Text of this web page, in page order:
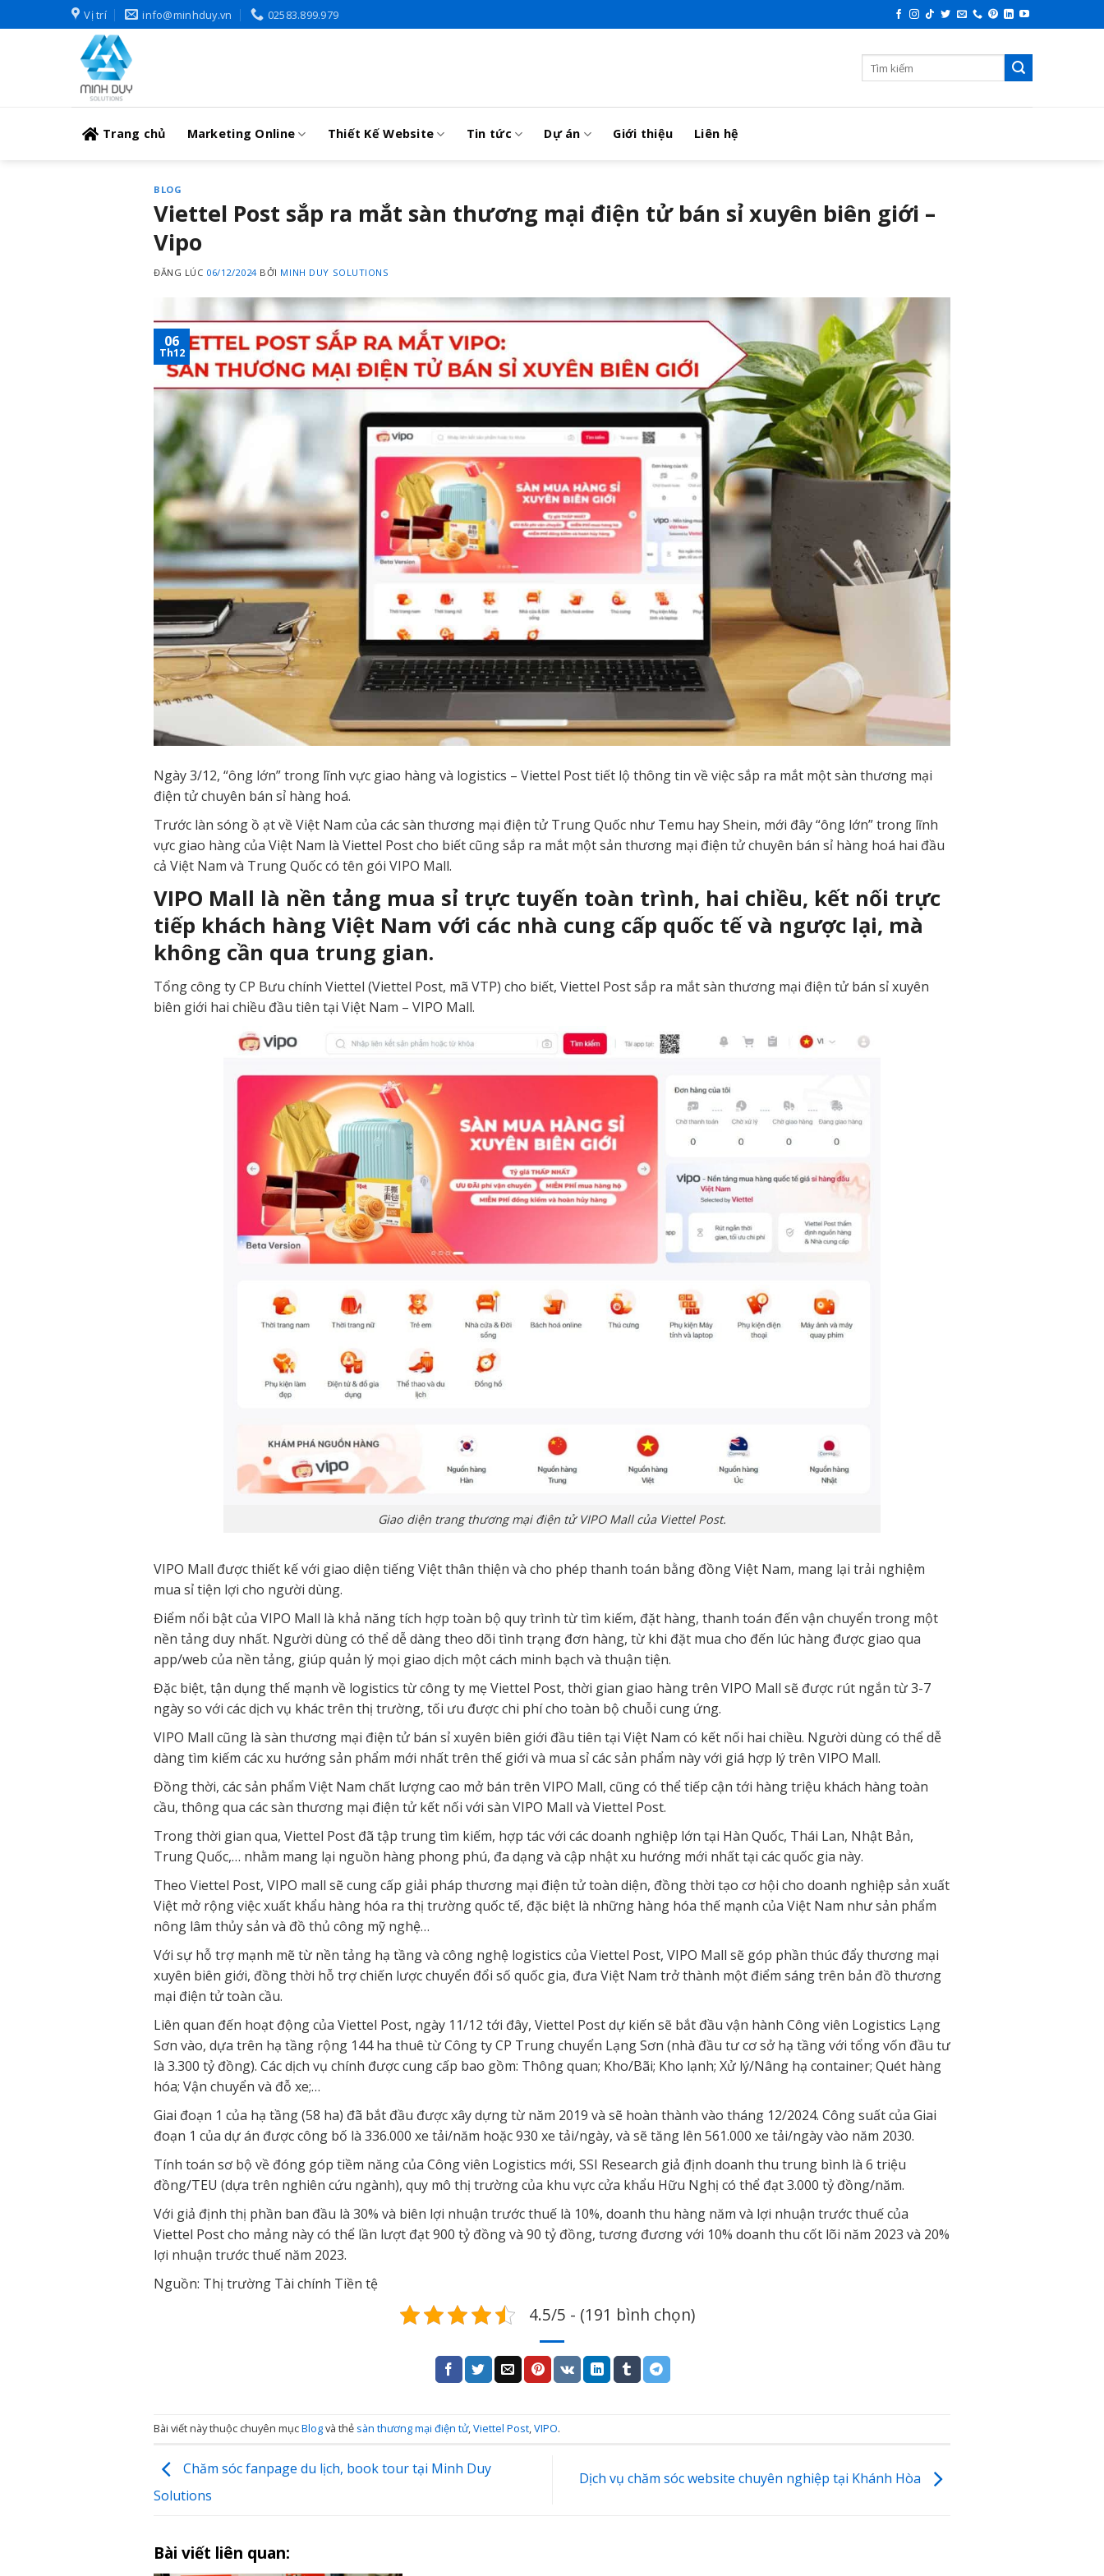
to
Vị trí info@minhduy.vn 02583.899.979
Trang chủ Marketing Online Thiết Kế Website Tin tức Dự án Giới thiệu Liên hệ
BLOG
Viettel Post sắp ra mắt sàn thương mại điện tử bán sỉ xuyên biên giới –
Vipo
ĐĂNG LÚC 06/12/2024 BỞI MINH DUY SOLUTIONS
06
Th12
Ngày 3/12, “ông lớn” trong lĩnh vực giao hàng và logistics – Viettel Post tiết lộ thông tin về việc sắp ra mắt một sàn thương mại
điện tử chuyên bán sỉ hàng hoá.
Trước làn sóng ồ ạt về Việt Nam của các sàn thương mại điện tử Trung Quốc như Temu hay Shein, mới đây “ông lớn” trong lĩnh
vực giao hàng của Việt Nam là Viettel Post cho biết cũng sắp ra mắt một sản thương mại điện tử chuyên bán sỉ hàng hoá hai đầu
cả Việt Nam và Trung Quốc có tên gói VIPO Mall.
VIPO Mall là nền tảng mua sỉ trực tuyến toàn trình, hai chiều, kết nối trực
tiếp khách hàng Việt Nam với các nhà cung cấp quốc tế và ngược lại, mà
không cần qua trung gian.
Tổng công ty CP Bưu chính Viettel (Viettel Post, mã VTP) cho biết, Viettel Post sắp ra mắt sàn thương mại điện tử bán sỉ xuyên
biên giới hai chiều đầu tiên tại Việt Nam – VIPO Mall.
Giao diện trang thương mại điện tử VIPO Mall của Viettel Post.
VIPO Mall được thiết kế với giao diện tiếng Việt thân thiện và cho phép thanh toán bằng đồng Việt Nam, mang lại trải nghiệm
mua sỉ tiện lợi cho người dùng.
Điểm nổi bật của VIPO Mall là khả năng tích hợp toàn bộ quy trình từ tìm kiếm, đặt hàng, thanh toán đến vận chuyển trong một
nền tảng duy nhất. Người dùng có thể dễ dàng theo dõi tình trạng đơn hàng, từ khi đặt mua cho đến lúc hàng được giao qua
app/web của nền tảng, giúp quản lý mọi giao dịch một cách minh bạch và thuận tiện.
Đặc biệt, tận dụng thế mạnh về logistics từ công ty mẹ Viettel Post, thời gian giao hàng trên VIPO Mall sẽ được rút ngắn từ 3-7
ngày so với các dịch vụ khác trên thị trường, tối ưu được chi phí cho toàn bộ chuỗi cung ứng.
VIPO Mall cũng là sàn thương mại điện tử bán sỉ xuyên biên giới đầu tiên tại Việt Nam có kết nối hai chiều. Người dùng có thể dễ
dàng tìm kiếm các xu hướng sản phẩm mới nhất trên thế giới và mua sỉ các sản phẩm này với giá hợp lý trên VIPO Mall.
Đồng thời, các sản phẩm Việt Nam chất lượng cao mở bán trên VIPO Mall, cũng có thể tiếp cận tới hàng triệu khách hàng toàn
cầu, thông qua các sàn thương mại điện tử kết nối với sàn VIPO Mall và Viettel Post.
Trong thời gian qua, Viettel Post đã tập trung tìm kiếm, hợp tác với các doanh nghiệp lớn tại Hàn Quốc, Thái Lan, Nhật Bản,
Trung Quốc,… nhằm mang lại nguồn hàng phong phú, đa dạng và cập nhật xu hướng mới nhất tại các quốc gia này.
Theo Viettel Post, VIPO mall sẽ cung cấp giải pháp thương mại điện tử toàn diện, đồng thời tạo cơ hội cho doanh nghiệp sản xuất
Việt mở rộng việc xuất khẩu hàng hóa ra thị trường quốc tế, đặc biệt là những hàng hóa thế mạnh của Việt Nam như sản phẩm
nông lâm thủy sản và đồ thủ công mỹ nghệ…
Với sự hỗ trợ mạnh mẽ từ nền tảng hạ tầng và công nghệ logistics của Viettel Post, VIPO Mall sẽ góp phần thúc đẩy thương mại
xuyên biên giới, đồng thời hỗ trợ chiến lược chuyển đổi số quốc gia, đưa Việt Nam trở thành một điểm sáng trên bản đồ thương
mại điện tử toàn cầu.
Liên quan đến hoạt động của Viettel Post, ngày 11/12 tới đây, Viettel Post dự kiến sẽ bắt đầu vận hành Công viên Logistics Lạng
Sơn vào, dựa trên hạ tầng rộng 144 ha thuê từ Công ty CP Trung chuyển Lạng Sơn (nhà đầu tư cơ sở hạ tầng với tổng vốn đầu tư
là 3.300 tỷ đồng). Các dịch vụ chính được cung cấp bao gồm: Thông quan; Kho/Bãi; Kho lạnh; Xử lý/Nâng hạ container; Quét hàng
hóa; Vận chuyển và đỗ xe;…
Giai đoạn 1 của hạ tầng (58 ha) đã bắt đầu được xây dựng từ năm 2019 và sẽ hoàn thành vào tháng 12/2024. Công suất của Giai
đoạn 1 của dự án được công bố là 336.000 xe tải/năm hoặc 930 xe tải/ngày, và sẽ tăng lên 561.000 xe tải/ngày vào năm 2030.
Tính toán sơ bộ về đóng góp tiềm năng của Công viên Logistics mới, SSI Research giả định doanh thu trung bình là 6 triệu
đồng/TEU (dựa trên nghiên cứu ngành), quy mô thị trường của khu vực cửa khẩu Hữu Nghị có thể đạt 3.000 tỷ đồng/năm.
Với giả định thị phần ban đầu là 30% và biên lợi nhuận trước thuế là 10%, doanh thu hàng năm và lợi nhuận trước thuế của
Viettel Post cho mảng này có thể lần lượt đạt 900 tỷ đồng và 90 tỷ đồng, tương đương với 10% doanh thu cốt lõi năm 2023 và 20%
lợi nhuận trước thuế năm 2023.
Nguồn: Thị trường Tài chính Tiền tệ
4.5/5 - (191 bình chọn)
Bài viết này thuộc chuyên mụcBlogvà thẻ sàn thương mại điện tử,Viettel Post,VIPO.
Chăm sóc fanpage du lịch, book tour tại Minh Duy
Solutions
Dịch vụ chăm sóc website chuyên nghiệp tại Khánh Hòa
Bài viết liên quan: